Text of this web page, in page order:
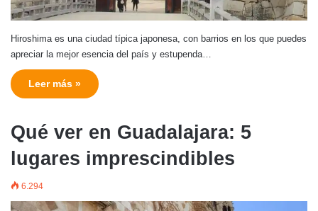
Hiroshima es una ciudad típica japonesa, con barrios en los que puedes
apreciar la mejor esencia del país y estupenda…
Leer más »
Qué ver en Guadalajara: 5
lugares imprescindibles
6.294